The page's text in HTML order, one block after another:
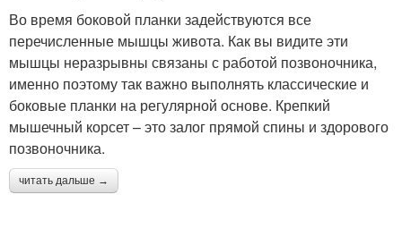
Во время боковой планки задействуются все
перечисленные мышцы живота. Как вы видите эти
мышцы неразрывны связаны с работой позвоночника,
именно поэтому так важно выполнять классические и
боковые планки на регулярной основе. Крепкий
мышечный корсет – это залог прямой спины и здорового
позвоночника.
читать дальше →